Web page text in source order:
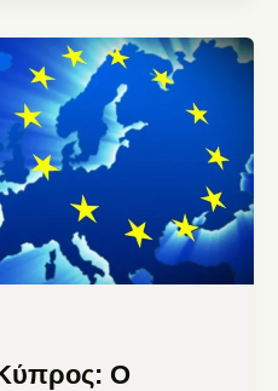
Ο